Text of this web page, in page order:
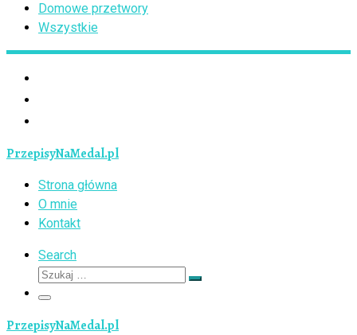
Domowe przetwory
Wszystkie
PrzepisyNaMedal.pl
Strona główna
O mnie
Kontakt
Search
Szukaj
Szukaj
Menu
PrzepisyNaMedal.pl